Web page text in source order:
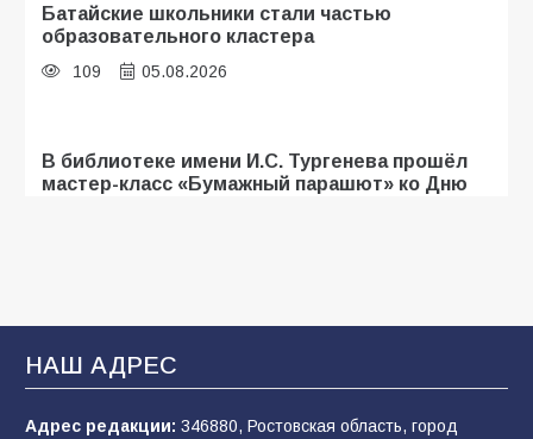
Батайские школьники стали частью
образовательного кластера
109 05.08.2026
В библиотеке имени И.С. Тургенева прошёл
мастер-класс «Бумажный парашют» ко Дню
«Мобилизация или набор?» Что на самом
деле происходит в армии России в августе
2026 года
НАШ АДРЕС
Адрес редакции: 346880, Ростовская область, город